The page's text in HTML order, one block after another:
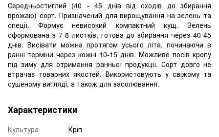
Середньостиглий (40 - 45 днів від сходів до збирання
врожаю) сорт. Призначений для вирощування на зелень та
спеції. Формує невисокий компактний кущ. Зелень
сформована з 7-8 листків, готова до збирання через 40-45
днів. Висівати можна протягом усього літа, починаючи в
ранні терміни через кожні 10-15 днів. Можливе посів кропу
під зиму для отримання ранньої продукції. Сорт довго не
втрачає товарних якостей. Використовують у свіжому та
сушеному вигляді, а також для засолювання.
Характеристики
Культура
Кріп